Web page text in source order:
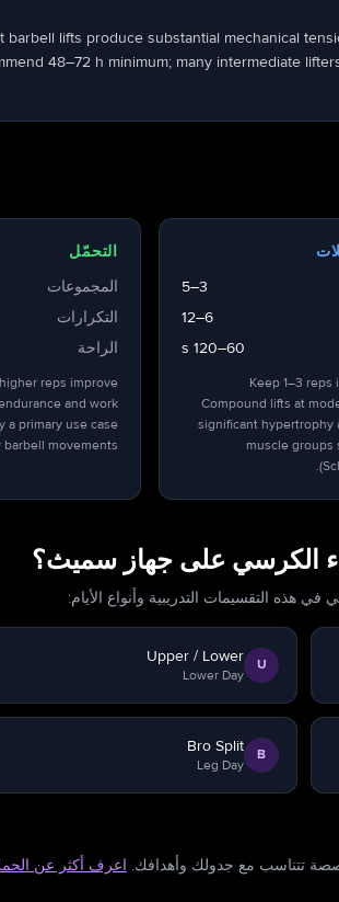
barbell lifts produce substantial mechanical
48–72 h minimum; many intermediate
3–5
6–12
60–120 s
Keep 1–3 reps
Compound lifts at
significant hypertrophy
muscle groups
التحمّل
المجموعات
التكرارات
الراحة
reps improve
and work
a primary use case
barbell movements.
الكرسي على جهاز سميث؟
هذه التقسيمات التدريبية وأنواع الأيام:
U
Upper / Lower
Lower Day
B
Bro Split
Leg Day
اعرف أكثر عن